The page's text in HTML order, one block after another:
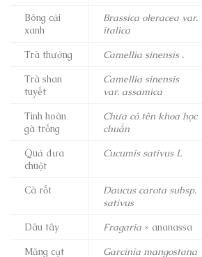
Bông cải
xanh
Brassica oleracea var.
italica
Trà thường Camellia sinensis .
Trà shan
tuyết
Camellia sinensis
var. assamica
Tinh hoàn
gà trống
Chưa có tên khoa học
chuẩn
Quả dưa
chuột
Cucumis sativus L
Cà rốt
Daucus carota subsp.
sativus
Dâu tây Fragaria × ananassa
Măng cụt
Garcinia mangostana